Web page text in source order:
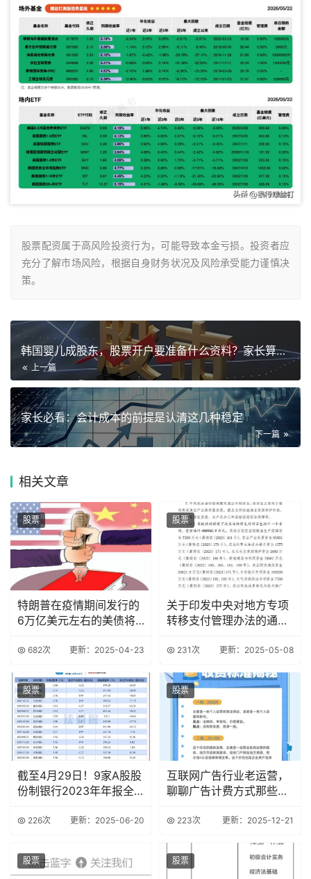
股票配资属于高风险投资行为，可能导致本金亏损。投资者应
充分了解市场风险，根据自身财务状况及风险承受能力谨慎决
策。
韩国婴儿成股东，股票开户要准备什么资料？家长算盘打得响
上一篇
家长必看：会计成本的前提是认清这几种稳定
下一篇
相关文章
股票
特朗普在疫情期间发行的
6万亿美元左右的美债将
682次 更新：2025-04-23
股票
关于印发中央对地方专项
转移支付管理办法的通知
231次 更新：2025-05-08
股票
截至4月29日！9家A股股
份制银行2023年年报全
226次 更新：2025-06-20
股票
互联网广告行业老运营，
聊聊广告计费方式那些事
223次 更新：2025-12-21
股票 股票